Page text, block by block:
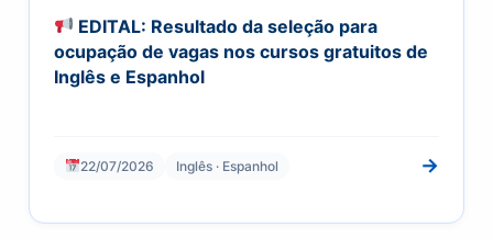
EDITAL: Resultado da seleção para
ocupação de vagas nos cursos gratuitos de
Inglês e Espanhol
22/07/2026 Inglês · Espanhol →